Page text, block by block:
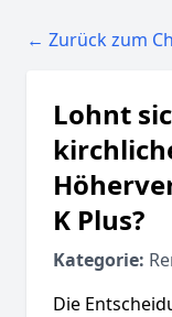
← Zurück zum
Lohnt
K Plus?
Kategorie:
Die